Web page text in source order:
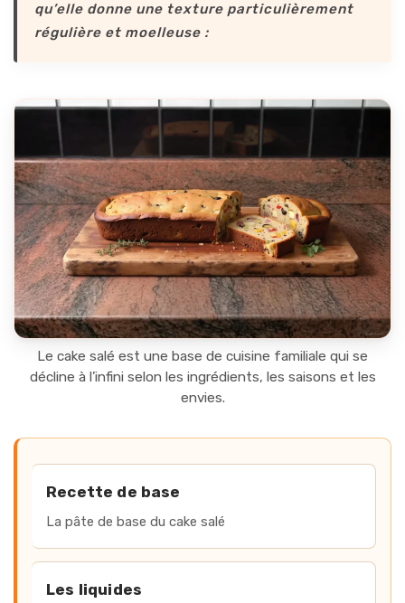
qu’elle donne une texture particulièrement
régulière et moelleuse :
Le cake salé est une base de cuisine familiale qui se
décline à l’infini selon les ingrédients, les saisons et les
envies.
Accès rapide
Recette de base
La pâte de base du cake salé
Les liquides